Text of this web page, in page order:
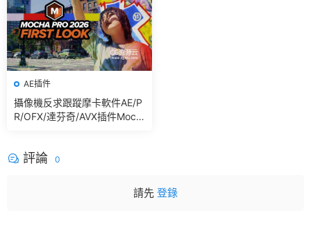
AE插件
攝像機反求跟蹤摩卡軟件AE/P
R/OFX/達芬奇/AVX插件Moch
評論 0
請先 登錄